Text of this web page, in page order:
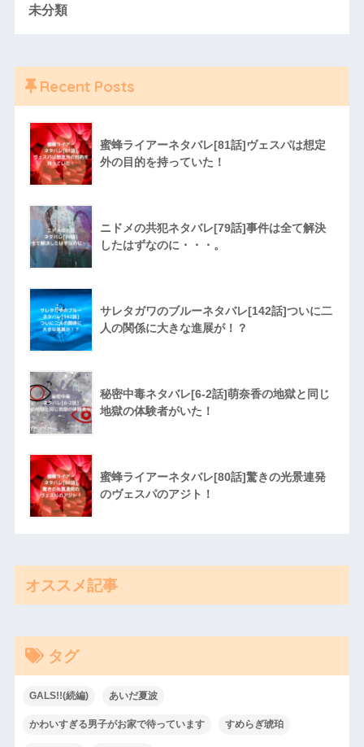
未分類
Recent Posts
蜜蜂ライアーネタバレ[81話]ヴェスパは想定
外の目的を持っていた！
ニドメの共犯ネタバレ[79話]事件は全て解決
したはずなのに・・・。
サレタガワのブルーネタバレ[142話]ついに二
人の関係に大きな進展が！？
秘密中毒ネタバレ[6-2話]萌奈香の地獄と同じ
地獄の体験者がいた！
蜜蜂ライアーネタバレ[80話]驚きの光景連発
のヴェスパのアジト！
オススメ記事
タグ
GALS!!(続編) あいだ夏波
かわいすぎる男子がお家で待っています すめらぎ琥珀